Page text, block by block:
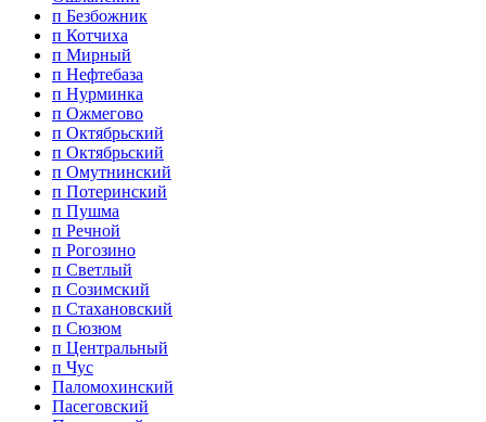
п Безбожник
п Котчиха
п Мирный
п Нефтебаза
п Нурминка
п Ожмегово
п Октябрьский
п Октябрьский
п Омутнинский
п Потеринский
п Пушма
п Речной
п Рогозино
п Светлый
п Созимский
п Стахановский
п Сюзюм
п Центральный
п Чус
Паломохинский
Пасеговский